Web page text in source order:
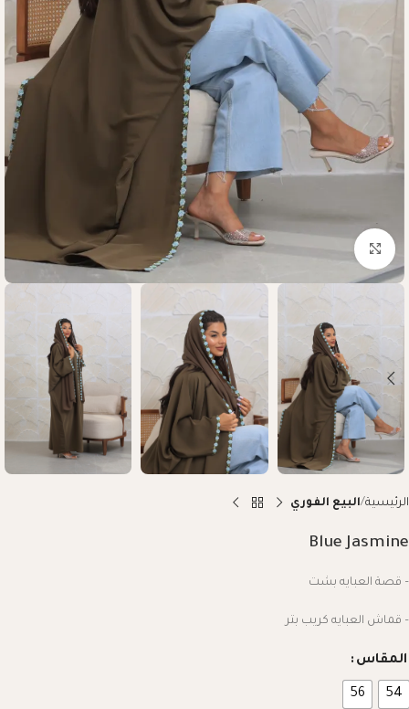
الرئيسية البيع الفوري
Blue Jasmine
– قصة العبايه بشت
– قماش العبايه كريب بتر
المقاس
54
56